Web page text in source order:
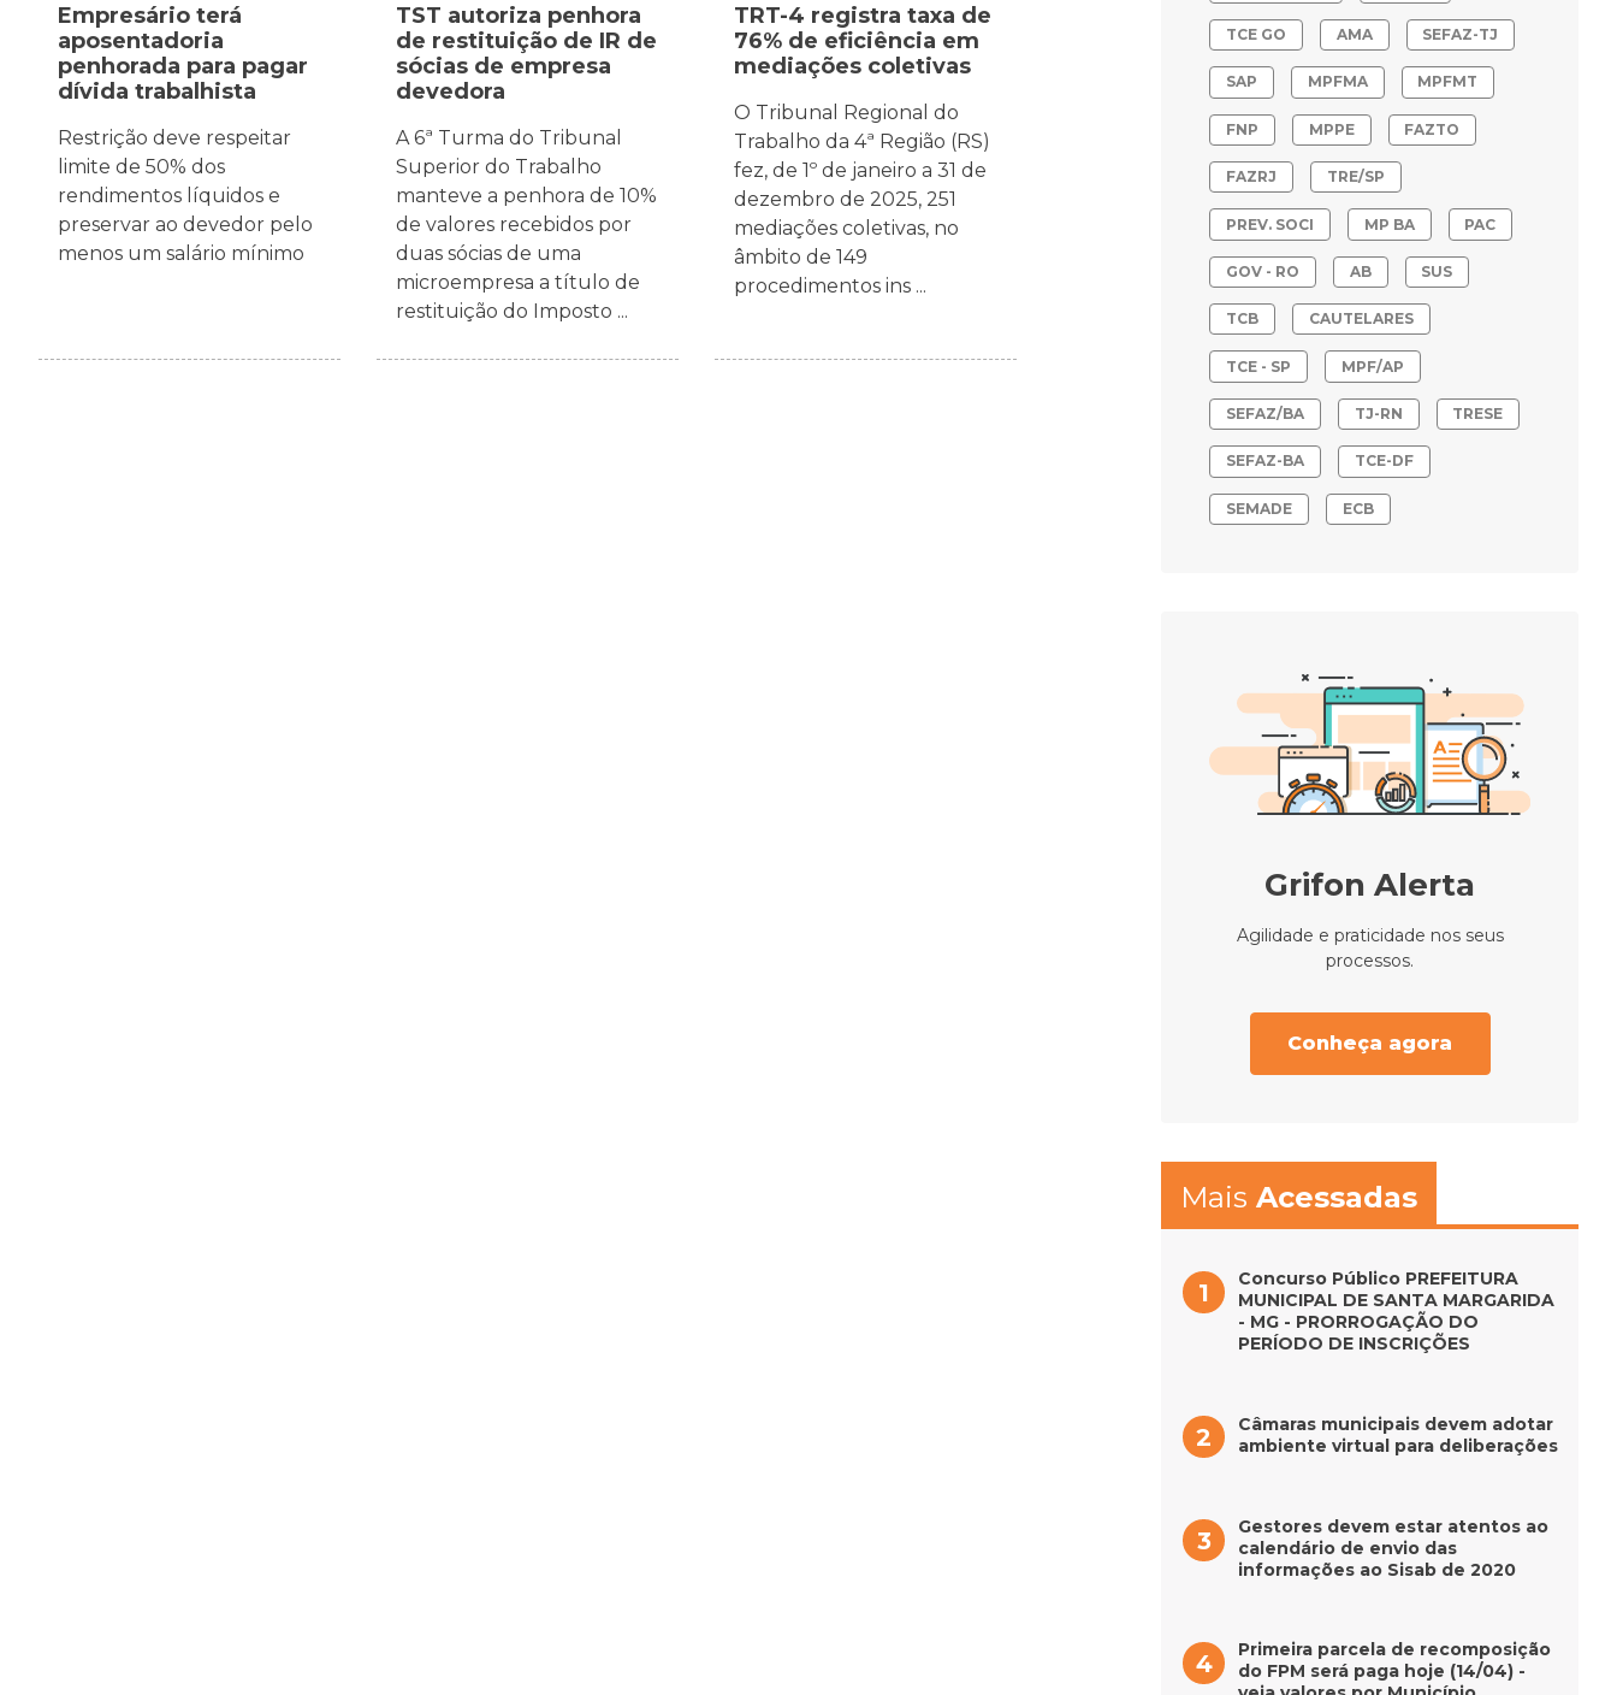
Empresário terá
aposentadoria
penhorada para pagar
dívida trabalhista
Restrição deve respeitar
limite de 50% dos
rendimentos líquidos e
preservar ao devedor pelo
menos um salário mínimo
TST autoriza penhora
de restituição de IR de
sócias de empresa
devedora
A 6ª Turma do Tribunal
Superior do Trabalho
manteve a penhora de 10%
de valores recebidos por
duas sócias de uma
microempresa a título de
restituição do Imposto ...
TRT-4 registra taxa de
76% de eficiência em
mediações coletivas
O Tribunal Regional do
Trabalho da 4ª Região (RS)
fez, de 1º de janeiro a 31 de
dezembro de 2025, 251
mediações coletivas, no
âmbito de 149
procedimentos ins ...
TCE GO AMA SEFAZ-TJ
SAP MPFMA MPFMT
FNP MPPE FAZTO
FAZRJ TRE/SP
PREV. SOCI MP BA PAC
GOV - RO AB SUS
TCB CAUTELARES
TCE - SP MPF/AP
SEFAZ/BA TJ-RN TRESE
SEFAZ-BA TCE-DF
SEMADE ECB
Grifon Alerta
Agilidade e praticidade nos seus
processos.
Conheça agora
Mais Acessadas
Concurso Público PREFEITURA
MUNICIPAL DE SANTA MARGARIDA
- MG - PRORROGAÇÃO DO
PERÍODO DE INSCRIÇÕES
Câmaras municipais devem adotar
ambiente virtual para deliberações
Gestores devem estar atentos ao
calendário de envio das
informações ao Sisab de 2020
Primeira parcela de recomposição
do FPM será paga hoje (14/04) -